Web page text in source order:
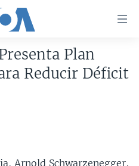
Plan
Reducir Déficit
Arnold Schwarzenegger,